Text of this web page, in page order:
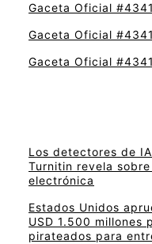
Gaceta Oficial
Gaceta Oficial
Gaceta Oficial
Los detectores de
Turnitin revela
electrónica
Estados Unidos
USD 1.500 millones
pirateados para